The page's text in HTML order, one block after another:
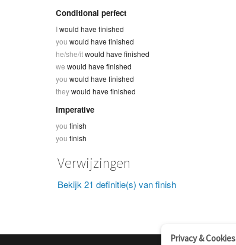
Conditional perfect
Iwould have finished
you would have finished
he/she/itwould have finished
we would have finished
you would have finished
theywould have finished
Imperative
you finish
you finish
Verwijzingen
Bekijk 21 definitie(s) van finish
Privacy & Cookies